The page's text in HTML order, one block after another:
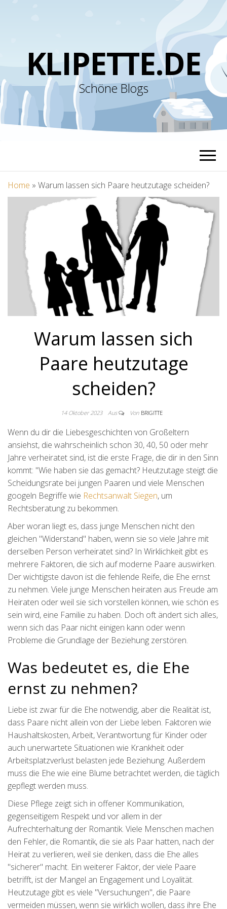
KLIPETTE.DE
Schöne Blogs
Home » Warum lassen sich Paare heutzutage scheiden?
Warum lassen sich
Paare heutzutage
scheiden?
14 Oktober 2023 Aus Von BRIGITTE
Wenn du dir die Liebesgeschichten von Großeltern
ansiehst, die wahrscheinlich schon 30, 40, 50 oder mehr
Jahre verheiratet sind, ist die erste Frage, die dir in den Sinn
kommt: "Wie haben sie das gemacht? Heutzutage steigt die
Scheidungsrate bei jungen Paaren und viele Menschen
googeln Begriffe wie Rechtsanwalt Siegen, um
Rechtsberatung zu bekommen.
Aber woran liegt es, dass junge Menschen nicht den
gleichen "Widerstand" haben, wenn sie so viele Jahre mit
derselben Person verheiratet sind? In Wirklichkeit gibt es
mehrere Faktoren, die sich auf moderne Paare auswirken.
Der wichtigste davon ist die fehlende Reife, die Ehe ernst
zu nehmen. Viele junge Menschen heiraten aus Freude am
Heiraten oder weil sie sich vorstellen können, wie schön es
sein wird, eine Familie zu haben. Doch oft ändert sich alles,
wenn sich das Paar nicht einigen kann oder wenn
Probleme die Grundlage der Beziehung zerstören.
Was bedeutet es, die Ehe
ernst zu nehmen?
Liebe ist zwar für die Ehe notwendig, aber die Realität ist,
dass Paare nicht allein von der Liebe leben. Faktoren wie
Haushaltskosten, Arbeit, Verantwortung für Kinder oder
auch unerwartete Situationen wie Krankheit oder
Arbeitsplatzverlust belasten jede Beziehung. Außerdem
muss die Ehe wie eine Blume betrachtet werden, die täglich
gepflegt werden muss.
Diese Pflege zeigt sich in offener Kommunikation,
gegenseitigem Respekt und vor allem in der
Aufrechterhaltung der Romantik. Viele Menschen machen
den Fehler, die Romantik, die sie als Paar hatten, nach der
Heirat zu verlieren, weil sie denken, dass die Ehe alles
"sicherer" macht. Ein weiterer Faktor, der viele Paare
betrifft, ist der Mangel an Engagement und Loyalität.
Heutzutage gibt es viele "Versuchungen", die Paare
vermeiden müssen, wenn sie wirklich wollen, dass ihre Ehe